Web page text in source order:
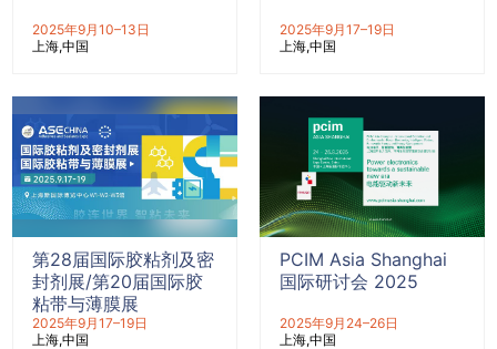
2025年9月10–13日
上海 中国
2025年9月17–19日
上海 中国
第28届国际胶粘剂及密
封剂展/第20届国际胶
粘带与薄膜展
2025年9月17–19日
上海 中国
PCIM Asia Shanghai
国际研讨会 2025
2025年9月24–26日
上海 中国